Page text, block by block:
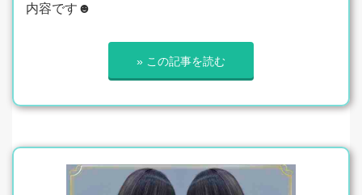
内容です☻
» この記事を読む